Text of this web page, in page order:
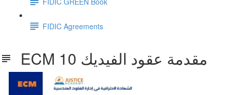
FIDIC Agreements
ECM 10 مقدمة عقود الفيديك